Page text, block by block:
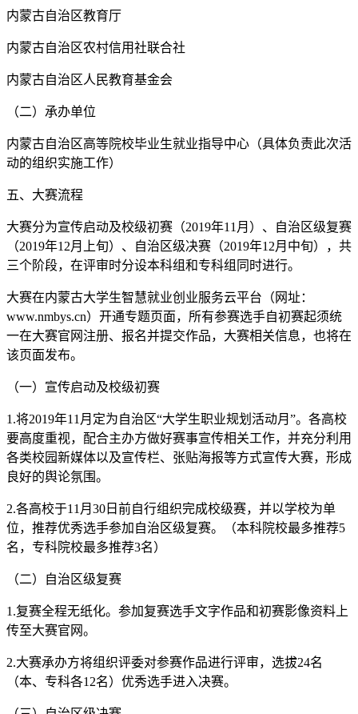
内蒙古自治区教育厅
内蒙古自治区农村信用社联合社
内蒙古自治区人民教育基金会
（二）承办单位
内蒙古自治区高等院校毕业生就业指导中心（具体负责此次活
动的组织实施工作）
五、大赛流程
大赛分为宣传启动及校级初赛（2019年11月）、自治区级复赛
（2019年12月上旬）、自治区级决赛（2019年12月中旬），共
三个阶段，在评审时分设本科组和专科组同时进行。
大赛在内蒙古大学生智慧就业创业服务云平台（网址：
www.nmbys.cn）开通专题页面，所有参赛选手自初赛起须统
一在大赛官网注册、报名并提交作品，大赛相关信息，也将在
该页面发布。
（一）宣传启动及校级初赛
1.将2019年11月定为自治区“大学生职业规划活动月”。各高校
要高度重视，配合主办方做好赛事宣传相关工作，并充分利用
各类校园新媒体以及宣传栏、张贴海报等方式宣传大赛，形成
良好的舆论氛围。
2.各高校于11月30日前自行组织完成校级赛，并以学校为单
位，推荐优秀选手参加自治区级复赛。（本科院校最多推荐5
名，专科院校最多推荐3名）
（二）自治区级复赛
1.复赛全程无纸化。参加复赛选手文字作品和初赛影像资料上
传至大赛官网。
2.大赛承办方将组织评委对参赛作品进行评审，选拔24名
（本、专科各12名）优秀选手进入决赛。